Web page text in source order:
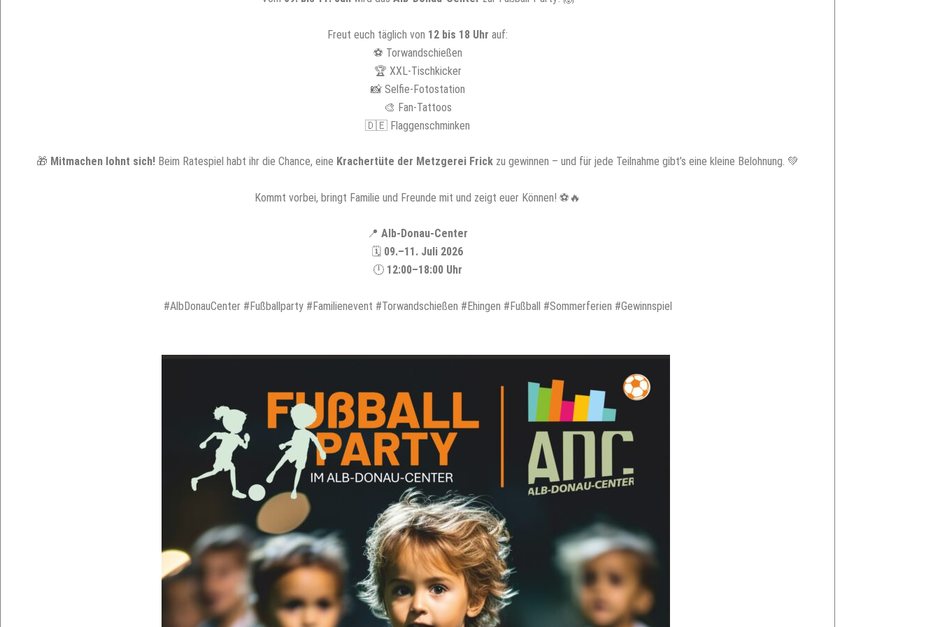
Freut euch täglich von 12 bis 18 Uhr auf:
⚽️ Torwandschießen
🏆 XXL-Tischkicker
📸 Selfie-Fotostation
🎨 Fan-Tattoos
🇩🇪 Flaggenschminken
🎁 Mitmachen lohnt sich! Beim Ratespiel habt ihr die Chance, eine Krachertüte der Metzgerei Frick zu gewinnen – und für jede Teilnahme gibt’s eine kleine Belohnung. 💚
Kommt vorbei, bringt Familie und Freunde mit und zeigt euer Können! ⚽🔥
📍 Alb-Donau-Center
🗓️ 09.–11. Juli 2026
🕛 12:00–18:00 Uhr
#AlbDonauCenter #Fußballparty #Familienevent #Torwandschießen #Ehingen #Fußball #Sommerferien #Gewinnspiel